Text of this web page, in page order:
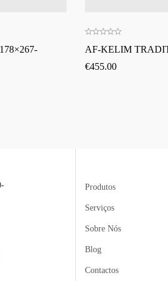
AF-KELIM
€455.00
Produtos
Serviços
Sobre Nós
Blog
Contactos